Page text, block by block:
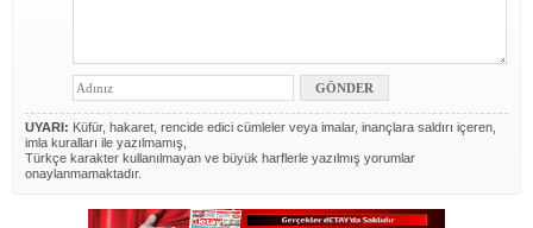
UYARI: Küfür, hakaret, rencide edici cümleler veya imalar, inançlara saldırı içeren,
imla kuralları ile yazılmamış,
Türkçe karakter kullanılmayan ve büyük harflerle yazılmış yorumlar
onaylanmamaktadır.